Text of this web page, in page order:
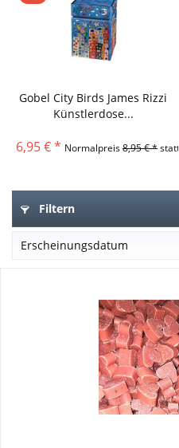
Gobel City Birds James Rizzi
Künstlerdose...
6,95 € * Normalpreis8,95 € *statt
Filtern